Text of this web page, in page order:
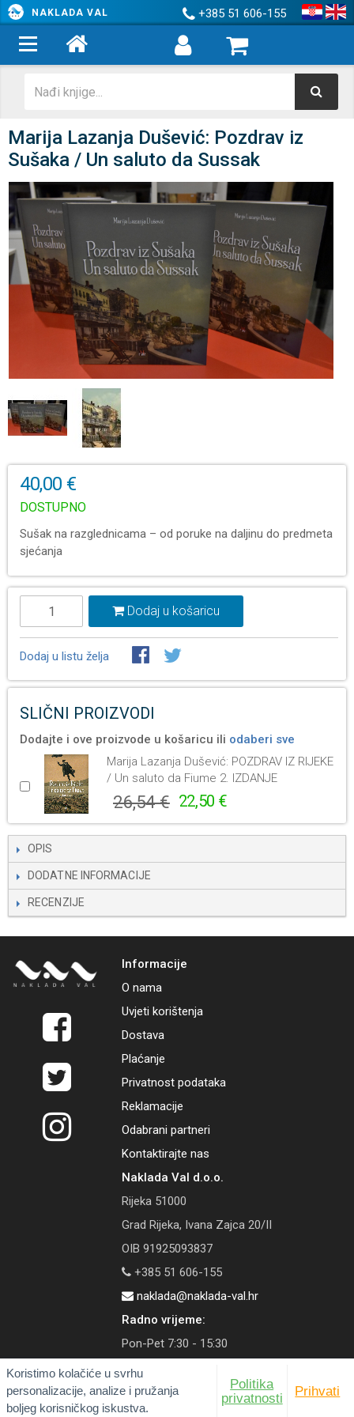
Koristimo kolačiće u svrhu
personalizacije, analize i pružanja
boljeg korisničkog iskustva.
Politika
privatnosti
Prihvati
NAKLADA VAL +385 51 606-155
Marija Lazanja Dušević: Pozdrav iz
Sušaka / Un saluto da Sussak
40,00 €
DOSTUPNO
Sušak na razglednicama – od poruke na daljinu do predmeta
sjećanja
Dodaj u košaricu
Dodaj u listu želja
SLIČNI PROIZVODI
Dodajte i ove proizvode u košaricu ili odaberi sve
Marija Lazanja Dušević: POZDRAV IZ RIJEKE
/ Un saluto da Fiume 2. IZDANJE
26,54 € 22,50 €
OPIS
DODATNE INFORMACIJE
RECENZIJE
Informacije
O nama
Uvjeti korištenja
Dostava
Plaćanje
Privatnost podataka
Reklamacije
Odabrani partneri
Kontaktirajte nas
Naklada Val d.o.o.
Rijeka 51000
Grad Rijeka, Ivana Zajca 20/II
OIB 91925093837
+385 51 606-155
naklada@naklada-val.hr
Radno vrijeme:
Pon-Pet 7:30 - 15:30
© 2026 Naklada Val | Tečaj konverzije: 1 EUR = 7,53450 HRK